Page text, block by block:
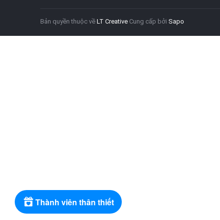
Bản quyền thuộc về LT Creative Cung cấp bởi Sapo
Thành viên thân thiết